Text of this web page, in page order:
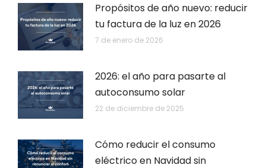
Propósitos de año nuevo: reducir
tu factura de la luz en 2026
7 de enero de 2026
2026: el año para pasarte al
autoconsumo solar
22 de diciembre de 2025
Cómo reducir el consumo
eléctrico en Navidad sin